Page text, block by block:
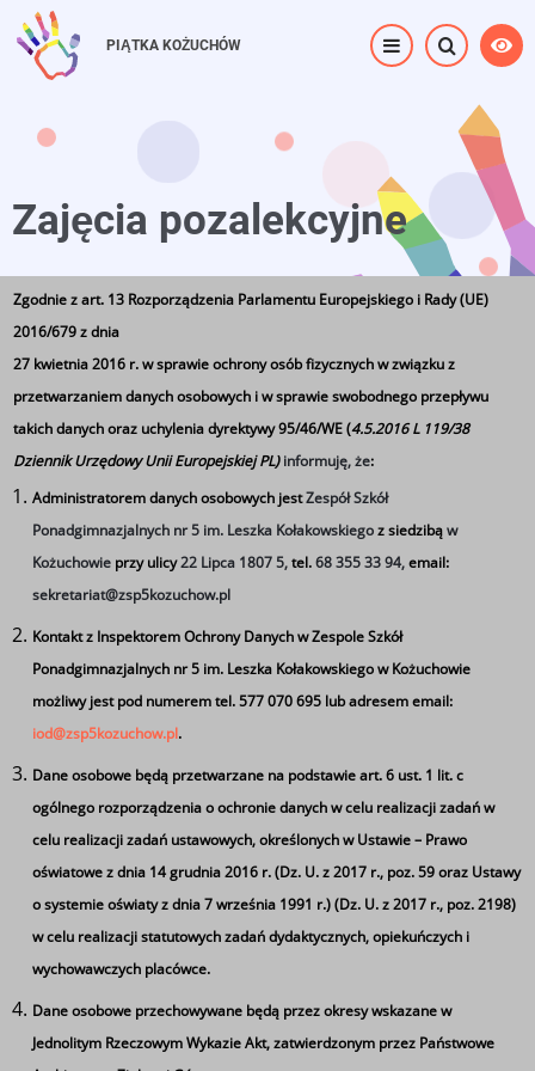
Przejdź
do
treści
PIĄTKA KOŻUCHÓW
Zajęcia pozalekcyjne
Strona główna ⟶ Zajęcia pozalekcyjne
Zajęcia pozalekcyjne
W Piątce odbywają się zajęcia
pozalekcyjne:
Klub Gier Planszowych Zagroda
Zajęcia w ramach Centrum Mistrzostwa
Informatycznego
Innowacja Wojskowa
Zajęcia sportowo – rekreacyjne
Szkolny Klub Wolontariusza
Konsultacje przedmiotowe
Zaglądnij do działu
Zgodnie z art. 13 Rozporządzenia Parlamentu Europejskiego i Rady (UE)
2016/679 z dnia
27 kwietnia 2016 r. w sprawie ochrony osób fizycznych w związku z
przetwarzaniem danych osobowych i w sprawie swobodnego przepływu
takich danych oraz uchylenia dyrektywy 95/46/WE (4.5.2016 L 119/38
Dziennik Urzędowy Unii Europejskiej PL)informuję, że:
Administratorem danych osobowych jestZespół Szkół
Ponadgimnazjalnych nr 5 im. Leszka Kołakowskiegoz siedzibąw
Kożuchowie przy ulicy22 Lipca 1807 5,tel.68 355 33 94,email:
sekretariat@zsp5kozuchow.pl
Kontakt z Inspektorem Ochrony Danych w Zespole Szkół
Ponadgimnazjalnych nr 5 im. Leszka Kołakowskiego w Kożuchowie
możliwy jest pod numerem tel. 577 070 695 lub adresem email:
iod@zsp5kozuchow.pl.
Dane osobowe będą przetwarzane na podstawie art. 6 ust. 1 lit. c
ogólnego rozporządzenia o ochronie danych w celu realizacji zadań w
celu realizacji zadań ustawowych, określonych w Ustawie – Prawo
oświatowe z dnia 14 grudnia 2016 r. (Dz. U. z 2017 r., poz. 59 oraz Ustawy
o systemie oświaty z dnia 7 września 1991 r.) (Dz. U. z 2017 r., poz. 2198)
w celu realizacji statutowych zadań dydaktycznych, opiekuńczych i
wychowawczych placówce.
Dane osobowe przechowywane będą przez okresy wskazane w
Jednolitym Rzeczowym Wykazie Akt, zatwierdzonym przez Państwowe